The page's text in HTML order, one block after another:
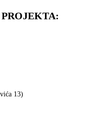
13)